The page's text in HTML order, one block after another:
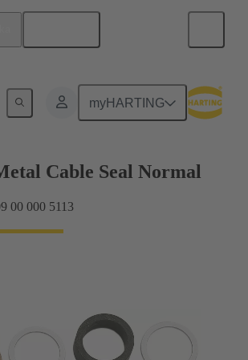
myHARTING
Cable Seal Normal
00 000 5113